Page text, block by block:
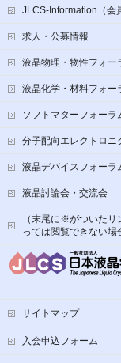
JLCS-Information（会
求人・公募情報
液晶物理・物性フォー
液晶化学・材料フォー
ソフトマターフォーラ
分子配向エレクトロ
液晶デバイスフォーラ
液晶討論会・交流会
（末尾に※がついた
っては閲覧できない場
サイトマップ
入会申込フォーム